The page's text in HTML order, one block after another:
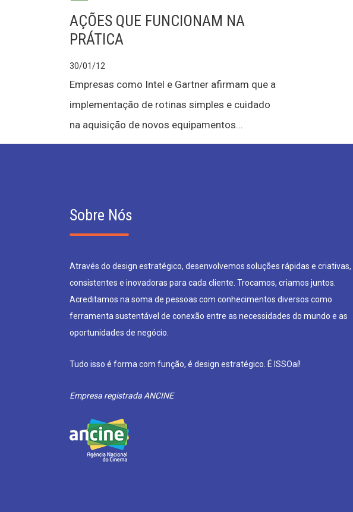
AÇÕES QUE FUNCIONAM NA
PRÁTICA
30/01/12
Empresas como Intel e Gartner afirmam que a
implementação de rotinas simples e cuidado
na aquisição de novos equipamentos...
Sobre Nós
Através do design estratégico, desenvolvemos soluções rápidas e criativas,
consistentes e inovadoras para cada cliente. Trocamos, criamos juntos.
Acreditamos na soma de pessoas com conhecimentos diversos como
ferramenta sustentável de conexão entre as necessidades do mundo e as
oportunidades de negócio.
Tudo isso é forma com função, é design estratégico. É ISSOaí!
Empresa registrada ANCINE